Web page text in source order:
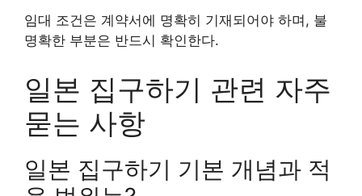
임대 조건은 계약서에 명확히 기재되어야 하며, 불
명확한 부분은 반드시 확인한다.
일본 집구하기 관련 자주
묻는 사항
일본 집구하기 기본 개념과 적